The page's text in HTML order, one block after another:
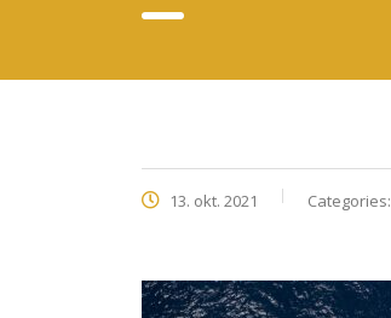
13. okt. 2021 Categories: